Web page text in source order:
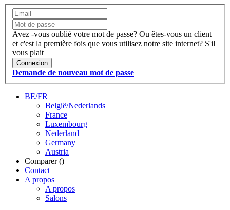
Avez -vous oublié votre mot de passe? Ou êtes-vous un client
et c'est la première fois que vous utilisez notre site internet? S'il
vous plait
Connexion
Demande de nouveau mot de passe
BE/FR
België/Nederlands
France
Luxembourg
Nederland
Germany
Austria
Comparer ()
Contact
A propos
A propos
Salons